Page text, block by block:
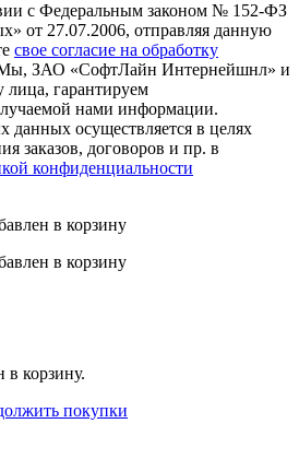
с Федеральным законом № 152-ФЗ
от 27.07.2006, отправляя данную
свое согласие на обработку
ЗАО «СофтЛайн Интернейшнл» и
гарантируем
нами информации.
данных осуществляется в целях
заказов, договоров и пр. в
конфиденциальности
в корзину
в корзину
в корзину.
покупки